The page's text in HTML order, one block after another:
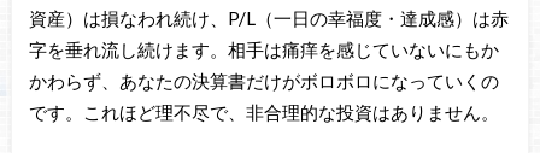
資産）は損なわれ続け、P/L（一日の幸福度・達成感）は赤
字を垂れ流し続けます。相手は痛痒を感じていないにもか
かわらず、あなたの決算書だけがボロボロになっていくの
です。これほど理不尽で、非合理的な投資はありません。